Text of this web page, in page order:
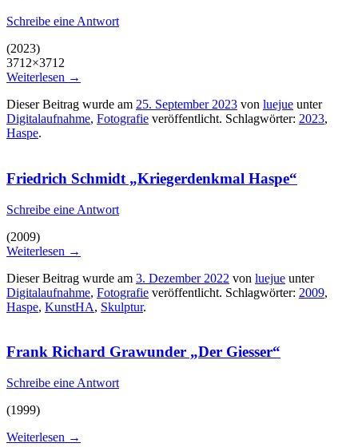
Schreibe eine Antwort
(2023)
3712×3712
Weiterlesen →
Dieser Beitrag wurde am 25. September 2023 von luejue unter
Digitalaufnahme, Fotografie veröffentlicht. Schlagwörter: 2023,
Haspe.
Friedrich Schmidt „Kriegerdenkmal Haspe“
Schreibe eine Antwort
(2009)
Weiterlesen →
Dieser Beitrag wurde am 3. Dezember 2022 von luejue unter
Digitalaufnahme, Fotografie veröffentlicht. Schlagwörter: 2009,
Haspe, KunstHA, Skulptur.
Frank Richard Grawunder „Der Giesser“
Schreibe eine Antwort
(1999)
Weiterlesen →